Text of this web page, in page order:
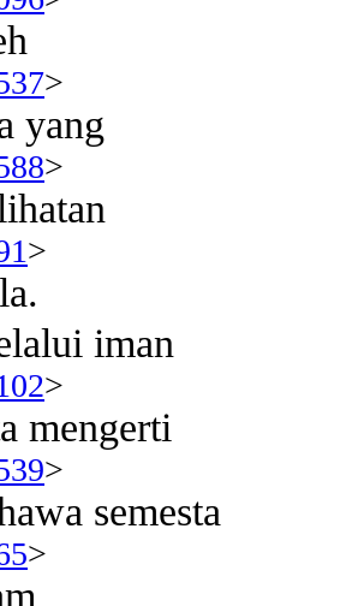
>
yang
>
>
iman
>
mengerti
>
semesta
>